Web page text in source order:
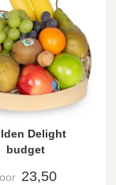
Delight
budget
23,50